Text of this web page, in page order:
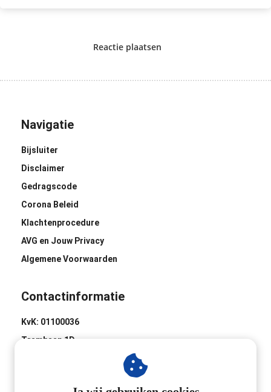
Reactie plaatsen
Navigatie
Bijsluiter
Disclaimer
Gedragscode
Corona Beleid
Klachtenprocedure
AVG en Jouw Privacy
Algemene Voorwaarden
Contactinformatie
KvK: 01100036
Trambaan 1D